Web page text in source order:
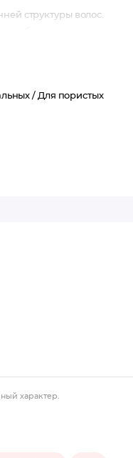
структуры волос.
типа и помогает
/ Для пористых
характер.